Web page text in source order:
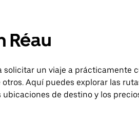
Réau
un viaje a prácticamente
Aquí puedes explorar las
de destino y los